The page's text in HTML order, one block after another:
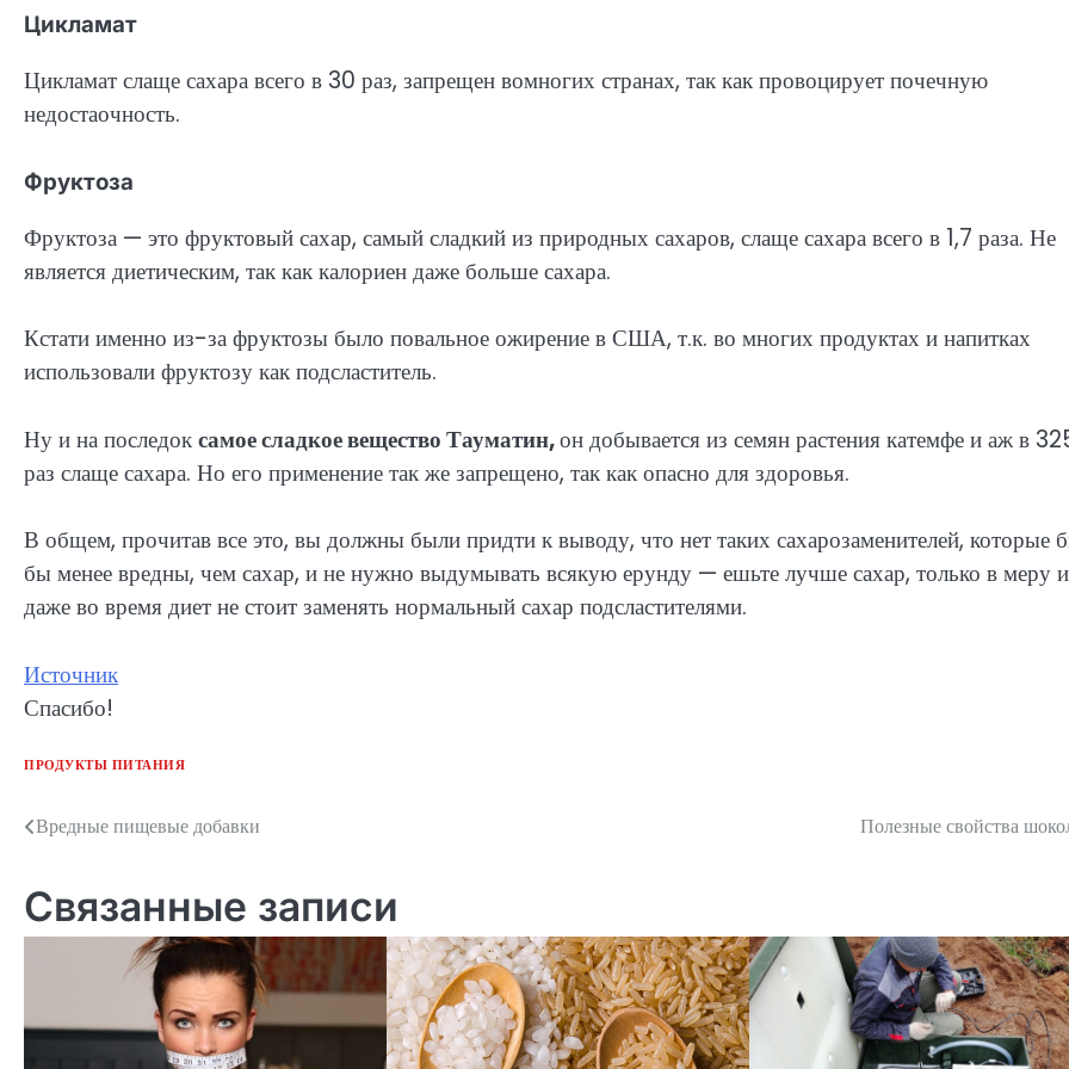
Цикламат
Цикламат слаще сахара всего в 30 раз, запрещен вомногих странах, так как провоцирует почечную
недостаочность.
Фруктоза
Фруктоза — это фруктовый сахар, самый сладкий из природных сахаров, слаще сахара всего в 1,7 раза. Не
является диетическим, так как калориен даже больше сахара.
Кстати именно из-за фруктозы было повальное ожирение в США, т.к. во многих продуктах и напитках
использовали фруктозу как подсластитель.
Ну и на последоксамое сладкое вещество Тауматин,он добывается из семян растения катемфе и аж в
раз слаще сахара. Но его применение так же запрещено, так как опасно для здоровья.
В общем, прочитав все это, вы должны были придти к выводу, что нет таких сахарозаменителей, которые
бы менее вредны, чем сахар, и не нужно выдумывать всякую ерунду — ешьте лучше сахар, только в меру и
даже во время диет не стоит заменять нормальный сахар подсластителями.
Источник
Спасибо!
ПРОДУКТЫ ПИТАНИЯ
Навигация
записям
Вредные пищевые добавки Полезные свойства
Связанные записи